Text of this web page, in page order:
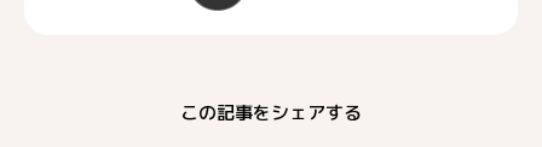
この記事をシェアする